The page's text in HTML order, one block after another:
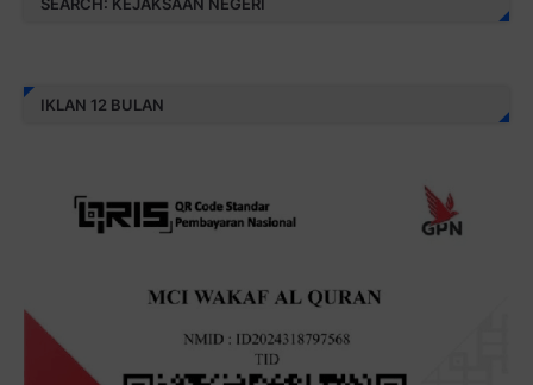
IKLAN 12 BULAN